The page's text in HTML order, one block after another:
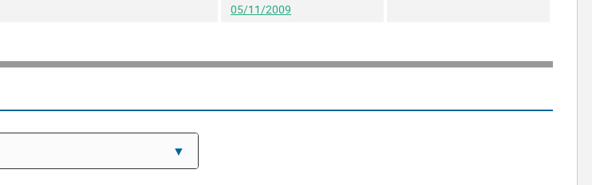
05/11/2009